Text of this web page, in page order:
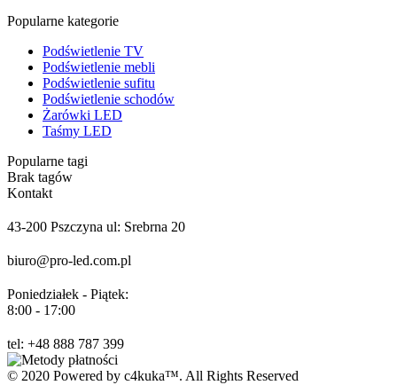
Popularne kategorie
Podświetlenie TV
Podświetlenie mebli
Podświetlenie sufitu
Podświetlenie schodów
Żarówki LED
Taśmy LED
Popularne tagi
Brak tagów
Kontakt
43-200 Pszczyna ul: Srebrna 20
biuro@pro-led.com.pl
Poniedziałek - Piątek:
8:00 - 17:00
tel: +48 888 787 399
© 2020 Powered by c4kuka™. All Rights Reserved